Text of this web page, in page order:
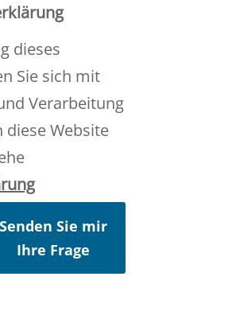
dieses
Sie sich mit
Verarbeitung
Website
Senden Sie mir
Ihre Frage